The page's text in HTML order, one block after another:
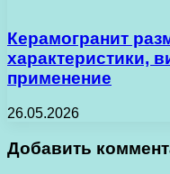
Керамогранит
характеристики,
применение
26.05.2026
Добавить